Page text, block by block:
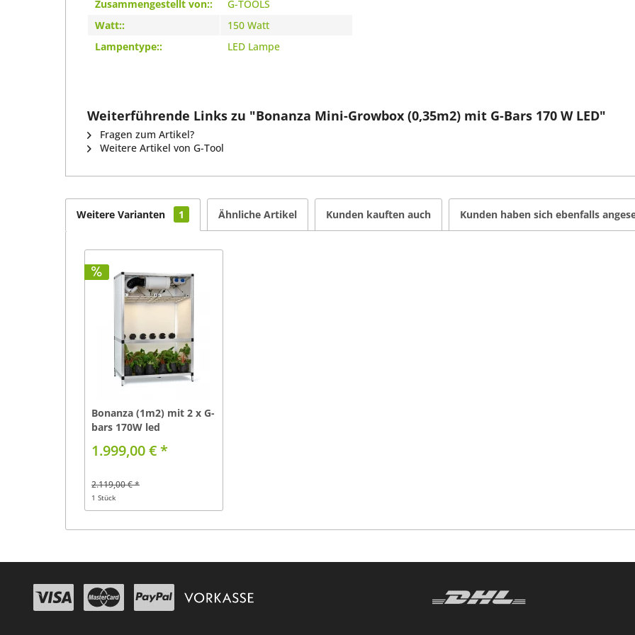
Zusammengestellt von::
G-TOOLS
Watt::
150 Watt
Lampentype::
LED Lampe
Weiterführende Links zu "Bonanza Mini-Growbox (0,35m2) mit G-Bars 170 W LED"
Fragen zum Artikel?
Weitere Artikel von G-Tool
Weitere Varianten 1 Ähnliche Artikel Kunden kauften auch Kunden haben sich ebenfalls
Bonanza (1m2) mit 2 x G-
bars 170W led
1.999,00 € *
2.119,00 € *
1 Stück